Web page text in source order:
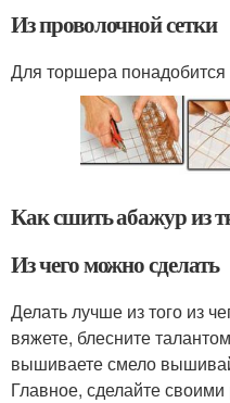
Из проволочной сетки
Для торшера
Как сшить абажур из
Из чего можно сделать
Делать лучше из того из
вяжете, блесните
вышиваете смело
Главное, сделайте